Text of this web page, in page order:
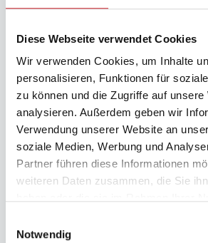
Diese Webseite verwendet Cookies
Wir verwenden Cookies, um Inhalte
personalisieren, Funktionen für
zu können und die Zugriffe auf unsere
analysieren. Außerdem geben wir
Verwendung unserer Website an
soziale Medien, Werbung und
Partner führen diese Informationen
weiteren Daten zusammen, die Sie
Notwendig
So erreichen Sie
Nutzen Sie das Kontaktformular, um ein
Angebot zu erhalten. Natürlich können
Mail schicken oder direkt anrufen.